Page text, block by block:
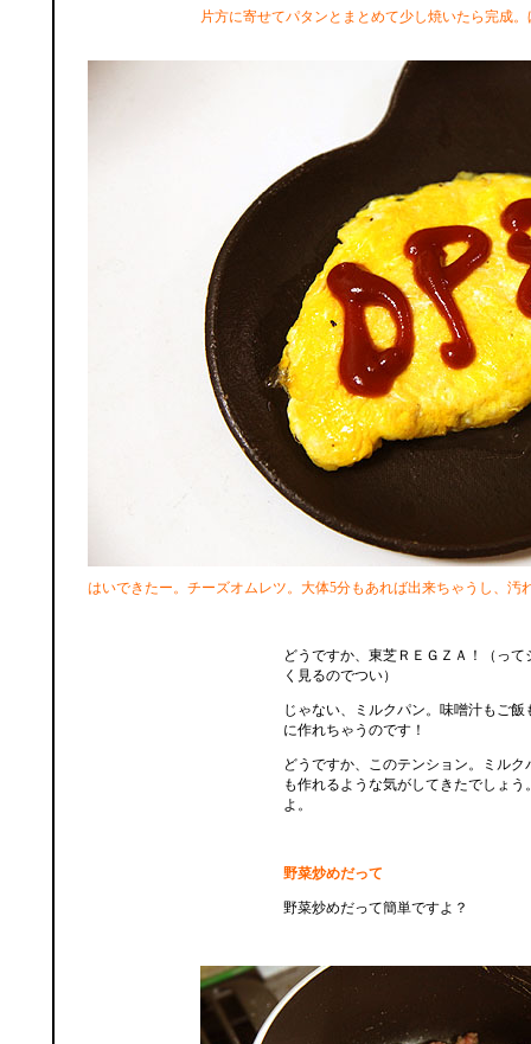
片方に寄せてパタンとまとめて少し焼いたら完成
はいできたー。チーズオムレツ。大体5分もあれば出来ちゃうし、汚
どうですか、東芝ＲＥＧＺＡ！（って
く見るのでつい）
じゃない、ミルクパン。味噌汁もご飯
に作れちゃうのです！
どうですか、このテンション。ミルク
も作れるような気がしてきたでしょう
よ。
野菜炒めだって
野菜炒めだって簡単ですよ？